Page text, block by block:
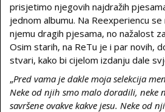
prisjetimo njegovih najdražih
jednom albumu. Na Reexperiencu
njemu dragih pjesama, no nažalost
Osim starih, na ReTu je i par novih,
stvari, kako bi cijelom izdanju dale
„Pred vama je dakle moja selekcija
Neke od njih smo malo doradili, neke
savršene ovakve kakve jesu. Neke od